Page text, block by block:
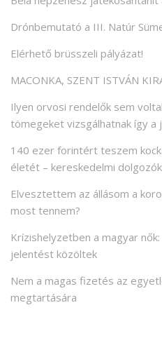
Drónbemutató a III. Natúr
Elérhető brüsszeli pályázat!
MACONKA, SZENT ISTVÁN
Ilyen orvosi rendelők sem
tömegeket vizsgálhatnak így a
140 ezer forintért teszem
életét – kereskedelmi
Elvesztettem az állásom a
most tennem?
Krízishelyzetben a magyar
jelentést közöltek
Nem a magas fizetés az
megtartására